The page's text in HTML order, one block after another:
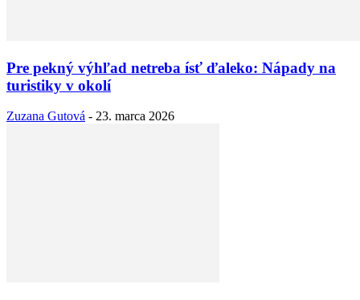
Pre pekný výhľad netreba ísť ďaleko: Nápady na
turistiky v okolí
Zuzana Gutová - 23. marca 2026